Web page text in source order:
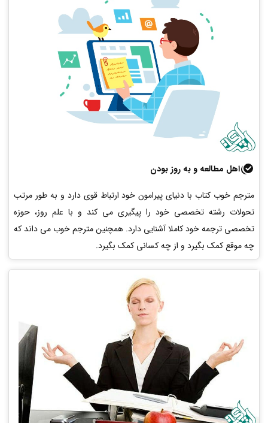
اهل مطالعه و به روز بودن
مترجم خوب کتاب با دنیای پیرامون خود ارتباط قوی دارد و به طور مرتب
تحولات رشته تخصصی خود را پیگیری می کند و با علم روز، حوزه
تخصصی ترجمه خود کاملا آشنایی دارد. همچنین مترجم خوب می داند که
چه موقع کمک بگیرد و از چه کسانی کمک بگیرد.